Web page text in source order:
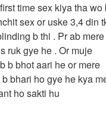
time sex kiya tha wo
sex or uske 3,4 din
b thi . Pr ab mere
ruk gye he . Or muje
b bhot aari he or mere
bhari ho gye he kya
ho sakti hu